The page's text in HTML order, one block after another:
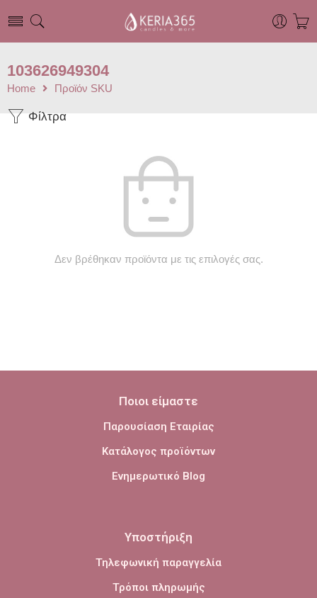
103626949304
Home Προϊόν SKU
Φίλτρα
Δεν βρέθηκαν προϊόντα με τις επιλογές σας.
Ποιοι είμαστε
Παρουσίαση Εταιρίας
Κατάλογος προϊόντων
Ενημερωτικό Blog
Υποστήριξη
Τηλεφωνική παραγγελία
Τρόποι πληρωμής